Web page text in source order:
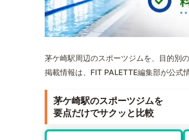
茅ケ崎駅周辺のスポーツジムを、目的別
掲載情報は、FIT PALETTE編集部が公式
茅ケ崎駅のスポーツジムを
要点だけでサクッと比較